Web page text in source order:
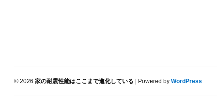
© 2026 家の耐震性能はここまで進化している | Powered by WordPress